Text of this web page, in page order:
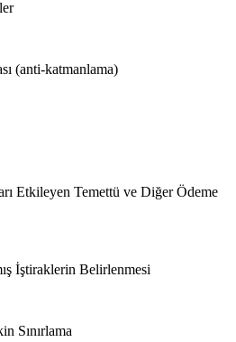
(anti-katmanlama)
Etkileyen Temettü ve Diğer Ödeme
İştiraklerin Belirlenmesi
Sınırlama